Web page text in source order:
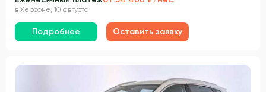
в Херсоне, 10 августа
Подробнее Оставить заявку